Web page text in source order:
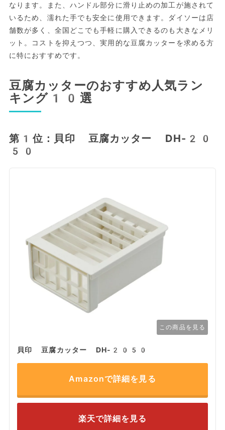
なります。また、ハンドル部分に滑り止めの加工が施されて
いるため、濡れた手でも安全に使用できます。ダイソーは店
舗数が多く、全国どこでも手軽に購入できるのも大きなメリ
ット。コストを抑えつつ、実用的な豆腐カッターを求める方
に特におすすめです。
豆腐カッターのおすすめ人気ラン
キング10選
第1位：貝印 豆腐カッター DH-20
50
この商品を見る
貝印 豆腐カッター DH-2050
Amazonで詳細を見る
楽天で詳細を見る